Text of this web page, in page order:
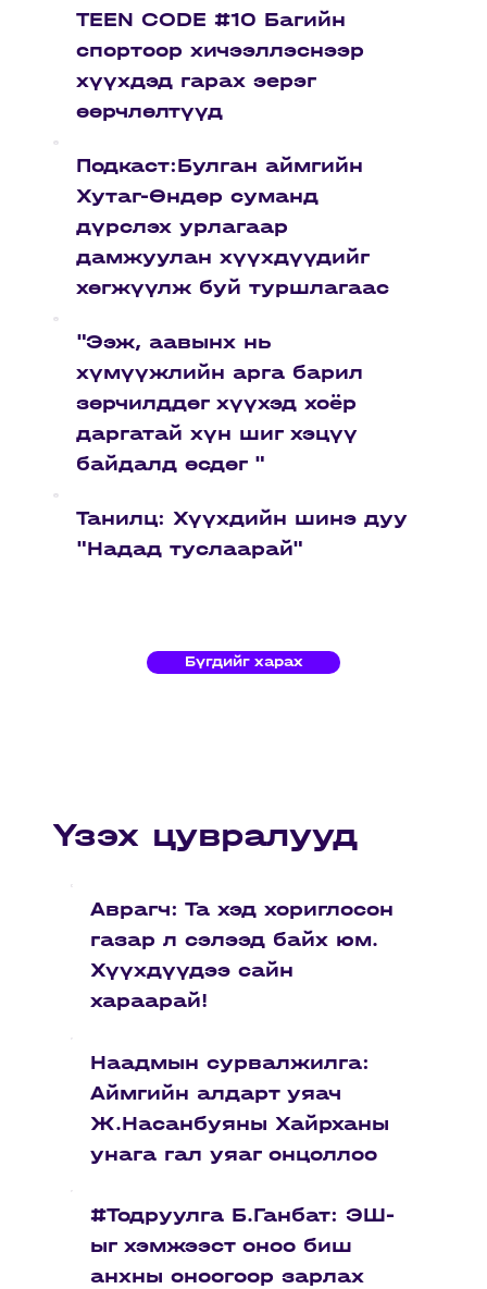
Үзэх цувралууд
Аврагч: Та хэд хориглосон
газар л сэлээд байх юм.
Хүүхдүүдээ сайн
хараарай!
Наадмын сурвалжилга:
Аймгийн алдарт уяач
Ж.Насанбуяны Хайрханы
унага гал уяаг онцоллоо
#Тодруулга Б.Ганбат: ЭШ-
ыг хэмжээст оноо биш
анхны оноогоор зарлах
TEEN CODE #10 Багийн
спортоор хичээллэснээр
хүүхдэд гарах эерэг
өөрчлөлтүүд
Подкаст:Булган аймгийн
Хутаг-Өндөр суманд
дүрслэх урлагаар
дамжуулан хүүхдүүдийг
хөгжүүлж буй туршлагаас
"Ээж, аавынх нь
хүмүүжлийн арга барил
зөрчилддөг хүүхэд хоёр
даргатай хүн шиг хэцүү
байдалд өсдөг "
Танилц: Хүүхдийн шинэ дуу
"Надад туслаарай"
Бүгдийг харах